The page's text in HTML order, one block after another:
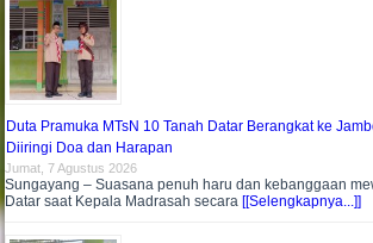
Duta Pramuka MTsN 10 Tanah Datar Berangkat ke
Diiringi Doa dan Harapan
Jumat, 7 Agustus 2026
Sungayang – Suasana penuh haru dan kebanggaan
Datar saat Kepala Madrasah secara [[Selengkapnya...]]